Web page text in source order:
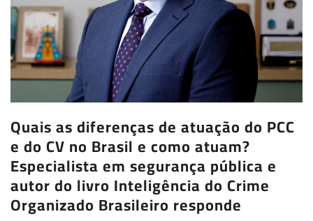
Quais as diferenças de atuação do PCC
e do CV no Brasil e como atuam?
Especialista em segurança pública e
autor do livro Inteligência do Crime
Organizado Brasileiro responde